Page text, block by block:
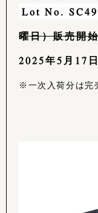
Lot No.
曜日）販売開
2025年5月17
※一次入荷分は完